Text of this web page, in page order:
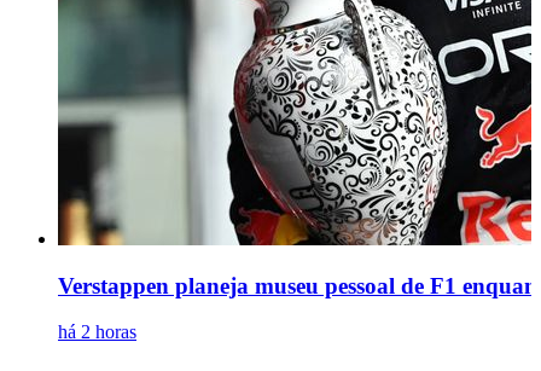
Verstappen planeja museu pessoal de F1
há 2 horas